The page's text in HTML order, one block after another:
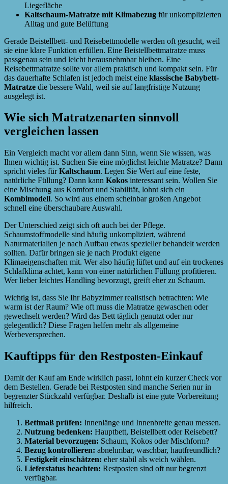
Liegefläche
Kaltschaum-Matratze mit Klimabezug für unkomplizierten
Alltag und gute Belüftung
Gerade Beistellbett- und Reisebettmodelle werden oft gesucht, weil
sie eine klare Funktion erfüllen. Eine Beistellbettmatratze muss
passgenau sein und leicht herausnehmbar bleiben. Eine
Reisebettmatratze sollte vor allem praktisch und kompakt sein. Für
das dauerhafte Schlafen ist jedoch meist eine klassische Babybett-
Matratze die bessere Wahl, weil sie auf langfristige Nutzung
ausgelegt ist.
Wie sich Matratzenarten sinnvoll
vergleichen lassen
Ein Vergleich macht vor allem dann Sinn, wenn Sie wissen, was
Ihnen wichtig ist. Suchen Sie eine möglichst leichte Matratze? Dann
spricht vieles fürKaltschaum. Legen Sie Wert auf eine feste,
natürliche Füllung? Dann kann Kokos interessant sein. Wollen Sie
eine Mischung aus Komfort und Stabilität, lohnt sich ein
Kombimodell. So wird aus einem scheinbar großen Angebot
schnell eine überschaubare Auswahl.
Der Unterschied zeigt sich oft auch bei der Pflege.
Schaumstoffmodelle sind häufig unkompliziert, während
Naturmaterialien je nach Aufbau etwas spezieller behandelt werden
sollten. Dafür bringen sie je nach Produkt eigene
Klimaeigenschaften mit. Wer also häufig lüftet und auf ein trockenes
Schlafklima achtet, kann von einer natürlichen Füllung profitieren.
Wer lieber leichtes Handling bevorzugt, greift eher zu Schaum.
Wichtig ist, dass Sie Ihr Babyzimmer realistisch betrachten: Wie
warm ist der Raum? Wie oft muss die Matratze gewaschen oder
gewechselt werden? Wird das Bett täglich genutzt oder nur
gelegentlich? Diese Fragen helfen mehr als allgemeine
Werbeversprechen.
Kauftipps für den Restposten-Einkauf
Damit der Kauf am Ende wirklich passt, lohnt ein kurzer Check vor
dem Bestellen. Gerade bei Restposten sind manche Serien nur in
begrenzter Stückzahl verfügbar. Deshalb ist eine gute Vorbereitung
hilfreich.
Bettmaß prüfen: Innenlänge und Innenbreite genau messen.
Nutzung bedenken: Hauptbett, Beistellbett oder Reisebett?
Material bevorzugen: Schaum, Kokos oder Mischform?
Bezug kontrollieren: abnehmbar, waschbar, hautfreundlich?
Festigkeit einschätzen: eher stabil als weich wählen.
Lieferstatus beachten: Restposten sind oft nur begrenzt
verfügbar.